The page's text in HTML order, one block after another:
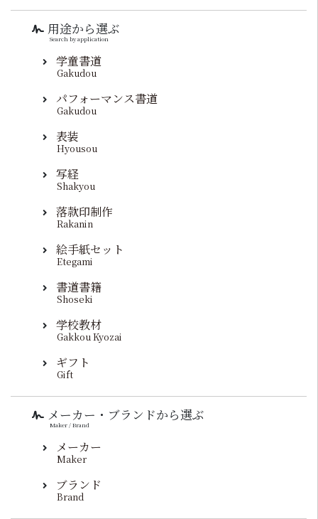
用途から選ぶ
Search by application
学童書道
Gakudou
パフォーマンス書道
Gakudou
表装
Hyousou
写経
Shakyou
落款印制作
Rakanin
絵手紙セット
Etegami
書道書籍
Shoseki
学校教材
Gakkou Kyozai
ギフト
Gift
メーカー・ブランドから選ぶ
Maker / Brand
メーカー
Maker
ブランド
Brand